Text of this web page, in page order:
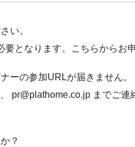
い。
となります。こちらからお
ーの参加URLが届きません。
pr@plathome.co.jp までご
？